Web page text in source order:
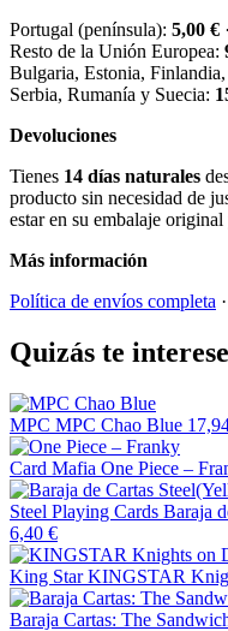
Portugal (península): 5,00 €
Resto de la Unión Europea:
Bulgaria, Estonia,
Serbia, Rumanía y Suecia:
Devoluciones
Tienes 14 días naturales
producto sin necesidad de
estar en su embalaje
Más información
Política de envíos completa ·
Quizás te interese
MPC MPC Chao Blue
Card Mafia One Piece –
Steel Playing Cards Baraja
6,40 €
King Star KINGSTAR
Baraja Cartas: The